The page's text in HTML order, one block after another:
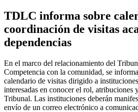
TDLC informa sobre
coordinación de visitas
dependencias
En el marco del relacionamiento del
Competencia con la comunidad, se
calendario de visitas dirigido a
interesadas en conocer el rol, atribuciones
Tribunal. Las instituciones deberán
envío de un correo electrónico a